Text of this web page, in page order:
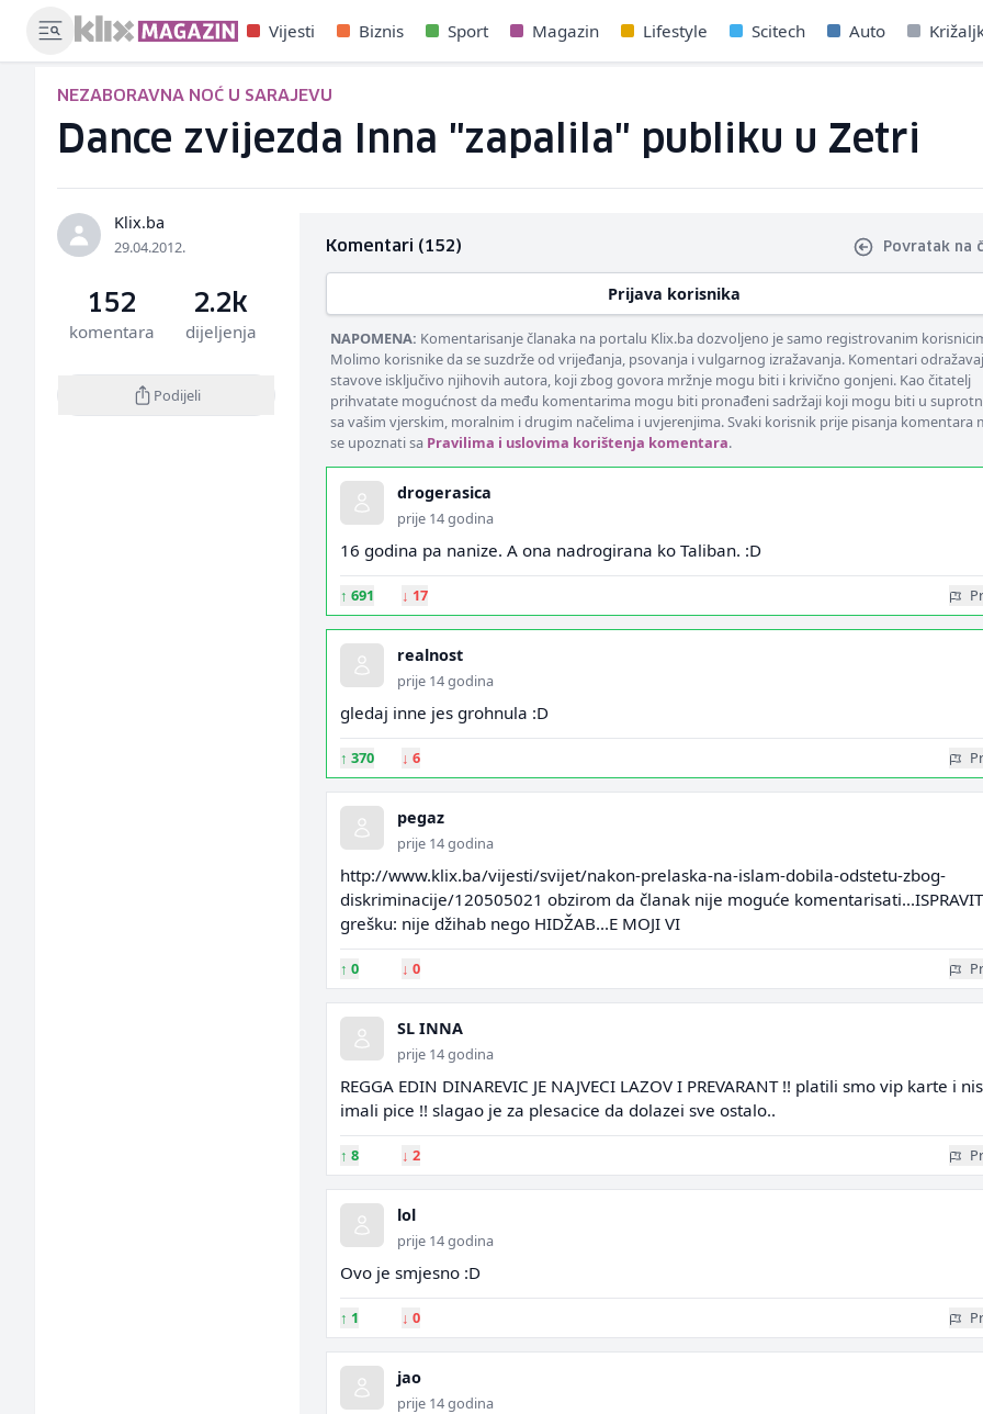
Vijesti Biznis Sport Magazin Lifestyle Scitech Auto
NEZABORAVNA NOĆ U SARAJEVU
Dance zvijezda Inna "zapalila" publiku u Zetri
Klix.ba
29.04.2012.
152
komentara
2.2k
dijeljenja
Podijeli
Komentari (152) Povratak na
Prijava korisnika
NAPOMENA: Komentarisanje članaka na portalu Klix.ba dozvoljeno je samo registrovanim
Molimo korisnike da se suzdrže od vrijeđanja, psovanja i vulgarnog izražavanja. Komentari
stavove isključivo njihovih autora, koji zbog govora mržnje mogu biti i krivično gonjeni. Kao čitatelj
prihvatate mogućnost da među komentarima mogu biti pronađeni sadržaji koji mogu biti u
sa vašim vjerskim, moralnim i drugim načelima i uvjerenjima. Svaki korisnik prije pisanja komentara
se upoznati sa Pravilima i uslovima korištenja komentara.
drogerasica
prije 14 godina
16 godina pa nanize. A ona nadrogirana ko Taliban. :D
↑ 691 ↓ 17
realnost
prije 14 godina
gledaj inne jes grohnula :D
↑ 370 ↓ 6
pegaz
prije 14 godina
http://www.klix.ba/vijesti/svijet/nakon-prelaska-na-islam-dobila-odstetu-zbog-
diskriminacije/120505021 obzirom da članak nije moguće
grešku: nije džihab nego HIDŽAB...E MOJI VI
↑ 0 ↓ 0
SL INNA
prije 14 godina
REGGA EDIN DINAREVIC JE NAJVECI LAZOV I PREVARANT !! platili smo vip karte i
imali pice !! slagao je za plesacice da dolazei sve ostalo..
↑ 8 ↓ 2
lol
prije 14 godina
Ovo je smjesno :D
↑ 1 ↓ 0
jao
prije 14 godina